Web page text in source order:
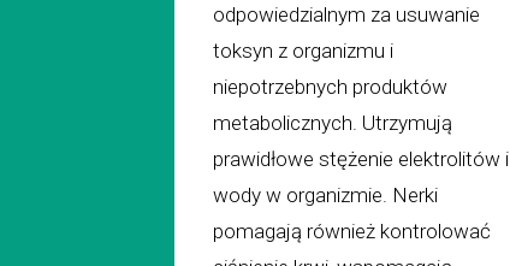
odpowiedzialnym za usuwanie
toksyn z organizmu i
niepotrzebnych produktów
metabolicznych. Utrzymują
prawidłowe stężenie elektrolitów i
wody w organizmie. Nerki
pomagają również kontrolować